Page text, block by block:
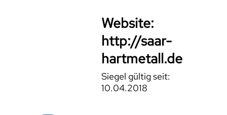
Website:
http://saar-
hartmetall.de
Siegel gültig seit:
10.04.2018